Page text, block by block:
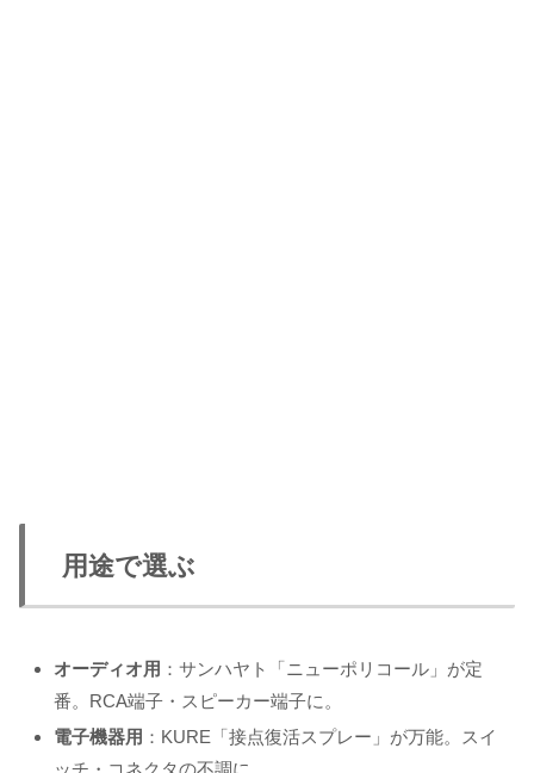
用途で選ぶ
オーディオ用 ：サンハヤト「ニューポリコール」が定
番。RCA端子・スピーカー端子に。
電子機器用 ：KURE「接点復活スプレー」が万能。スイ
ッチ・コネクタの不調に。